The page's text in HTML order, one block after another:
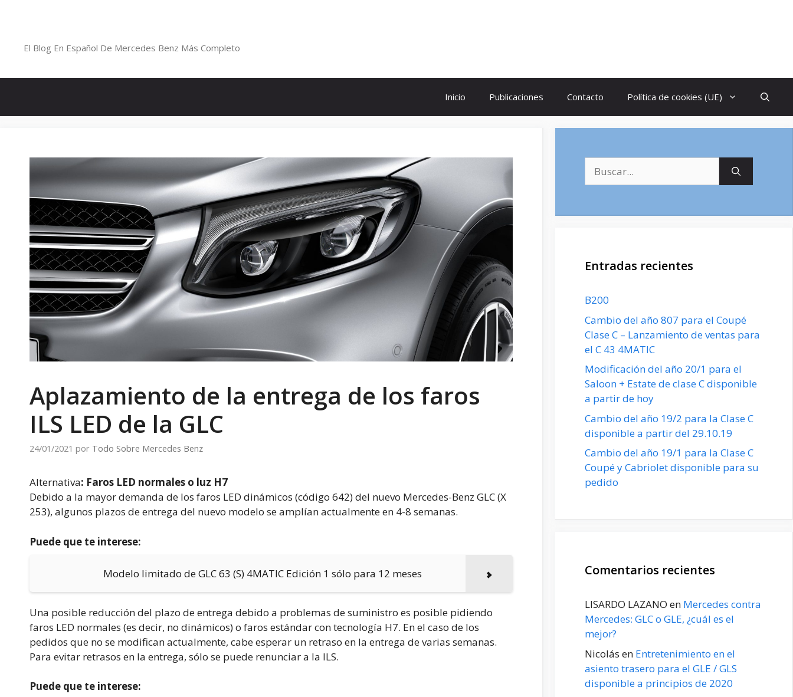
El Blog En Español De Mercedes Benz Más Completo
Inicio Publicaciones Contacto Política de cookies (UE)
Aplazamiento de la entrega de los faros
ILS LED de la GLC
24/01/2021 por Todo Sobre Mercedes Benz
Alternativa: Faros LED normales o luz H7
Debido a la mayor demanda de los faros LED dinámicos (código 642) del nuevo Mercedes-Benz GLC (X
253), algunos plazos de entrega del nuevo modelo se amplían actualmente en 4-8 semanas.
Puede que te interese:
Modelo limitado de GLC 63 (S) 4MATIC Edición 1 sólo para 12 meses
Una posible reducción del plazo de entrega debido a problemas de suministro es posible pidiendo
faros LED normales (es decir, no dinámicos) o faros estándar con tecnología H7. En el caso de los
pedidos que no se modifican actualmente, cabe esperar un retraso en la entrega de varias semanas.
Para evitar retrasos en la entrega, sólo se puede renunciar a la ILS.
Puede que te interese:
Entradas recientes
B200
Cambio del año 807 para el Coupé
Clase C – Lanzamiento de ventas para
el C 43 4MATIC
Modificación del año 20/1 para el
Saloon + Estate de clase C disponible
a partir de hoy
Cambio del año 19/2 para la Clase C
disponible a partir del 29.10.19
Cambio del año 19/1 para la Clase C
Coupé y Cabriolet disponible para su
pedido
Comentarios recientes
LISARDO LAZANO en Mercedes contra
Mercedes: GLC o GLE, ¿cuál es el
mejor?
Nicolás en Entretenimiento en el
asiento trasero para el GLE / GLS
disponible a principios de 2020